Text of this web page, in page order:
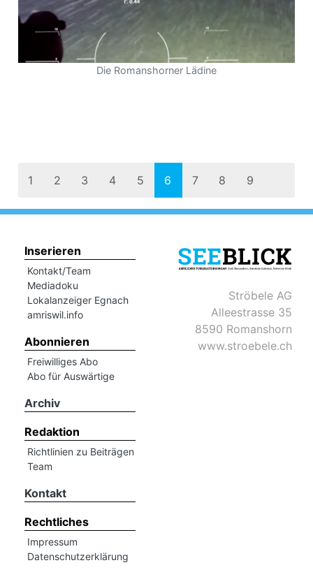
Die Romanshorner Lädine
1 2 3 4 5 6 7 8 9
10 11 12 13 14 >>
Inserieren
Kontakt/Team
Mediadoku
Lokalanzeiger Egnach
amriswil.info
Abonnieren
Freiwilliges Abo
Abo für Auswärtige
Archiv
Redaktion
Richtlinien zu Beiträgen
Team
Kontakt
Rechtliches
Impressum
Datenschutzerklärung
Ströbele AG
Alleestrasse 35
8590 Romanshorn
www.stroebele.ch